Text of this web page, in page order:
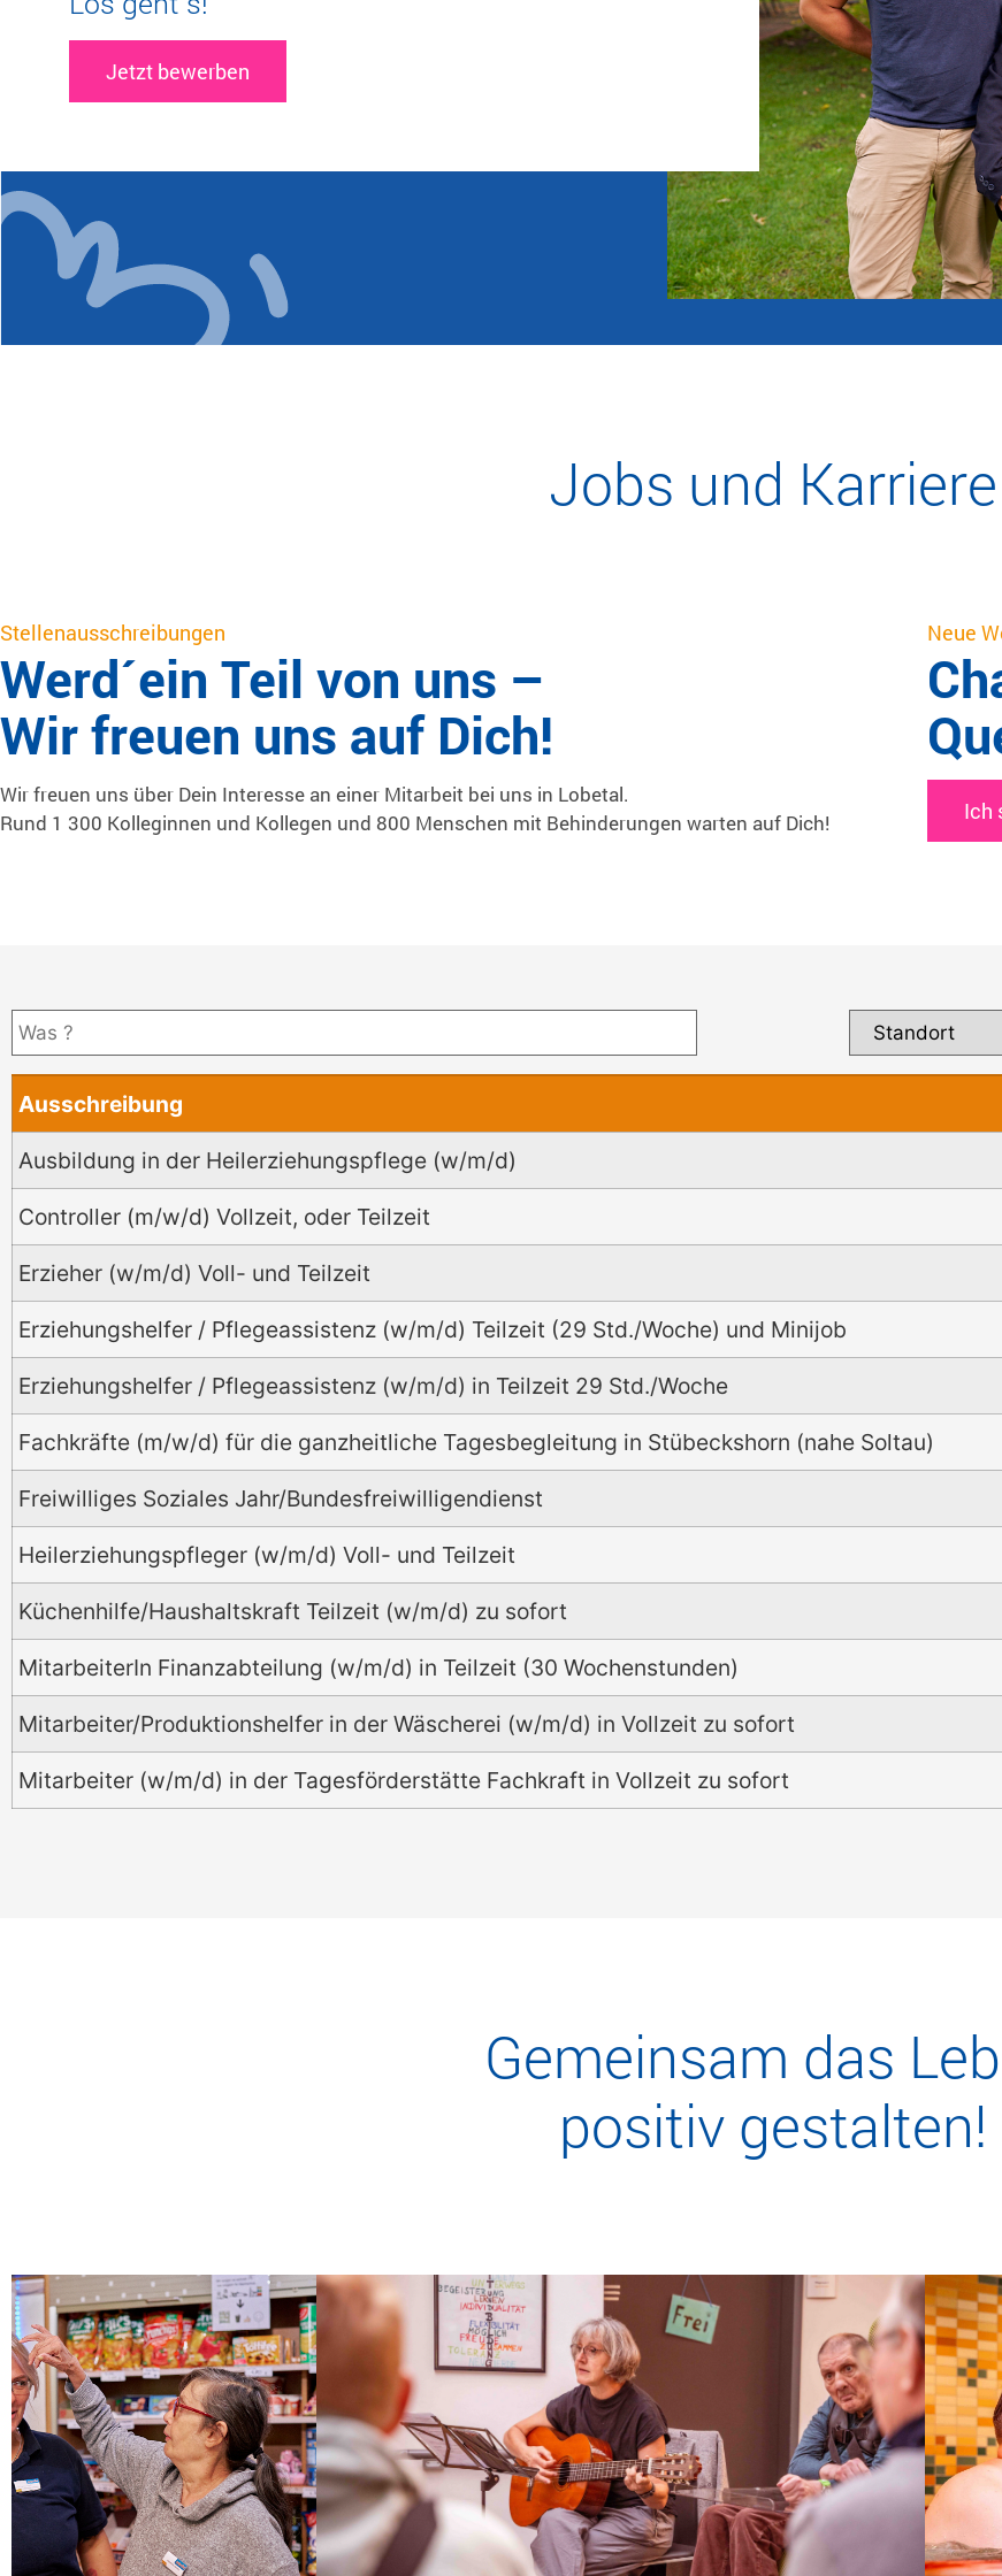
Jetzt bewerben
Jobs und Karriere
Stellenausschreibungen
Werd´ein Teil von uns –
Wir freuen uns auf Dich!
Wir freuen uns über Dein Interesse an einer Mitarbeit bei uns in Lobetal.
Rund 1 300 Kolleginnen und Kollegen und 800 Menschen mit Behinderungen warten auf Dich!
Neue
Ich
Ausschreibung
Ausbildung in der Heilerziehungspflege (w/m/d)
Controller (m/w/d) Vollzeit, oder Teilzeit
Erzieher (w/m/d) Voll- und Teilzeit
Erziehungshelfer / Pflegeassistenz (w/m/d) Teilzeit (29 Std./Woche) und Minijob
Erziehungshelfer / Pflegeassistenz (w/m/d) in Teilzeit 29 Std./Woche
Fachkräfte (m/w/d) für die ganzheitliche Tagesbegleitung in Stübeckshorn (nahe Soltau)
Freiwilliges Soziales Jahr/Bundesfreiwilligendienst
Heilerziehungspfleger (w/m/d) Voll- und Teilzeit
Küchenhilfe/Haushaltskraft Teilzeit (w/m/d) zu sofort
MitarbeiterIn Finanzabteilung (w/m/d) in Teilzeit (30 Wochenstunden)
Mitarbeiter/Produktionshelfer in der Wäscherei (w/m/d) in Vollzeit zu sofort
Mitarbeiter (w/m/d) in der Tagesförderstätte Fachkraft in Vollzeit zu sofort
Gemeinsam das
positiv gestalten!